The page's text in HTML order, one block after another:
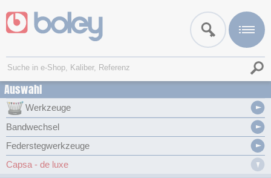
Auswahl
Werkzeuge
Bandwechsel
Federstegwerkzeuge
Capsa - de luxe